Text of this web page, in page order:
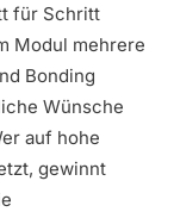
für Schritt
Modul mehrere
Bonding
Wünsche
auf hohe
gewinnt